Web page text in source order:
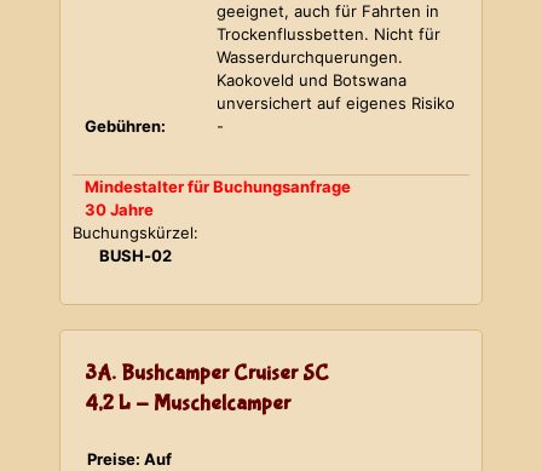
geeignet, auch für Fahrten in
Trockenflussbetten. Nicht für
Wasserdurchquerungen.
Kaokoveld und Botswana
unversichert auf eigenes Risiko
Gebühren:
-
Mindestalter für Buchungsanfrage
30 Jahre
Buchungskürzel:
BUSH-02
3A. Bushcamper Cruiser SC
4,2 L - Muschelcamper
Preise: Auf